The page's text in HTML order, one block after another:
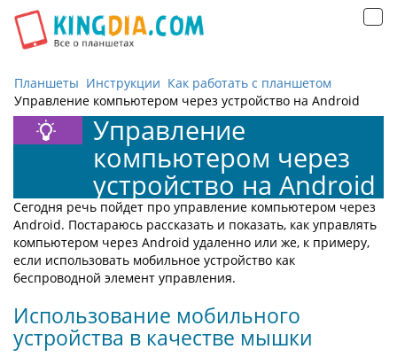
Планшеты Инструкции Как работать с планшетом
Управление компьютером через устройство на Android
Управление
компьютером через
устройство на Android
Сегодня речь пойдет про управление компьютером через
Android. Постараюсь рассказать и показать, как управлять
компьютером через Android удаленно или же, к примеру,
если использовать мобильное устройство как
беспроводной элемент управления.
Использование мобильного
устройства в качестве мышки